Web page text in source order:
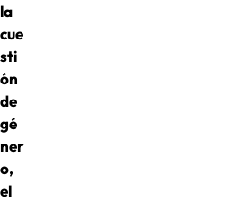
la
cue
sti
ón
de
gé
ner
o,
el